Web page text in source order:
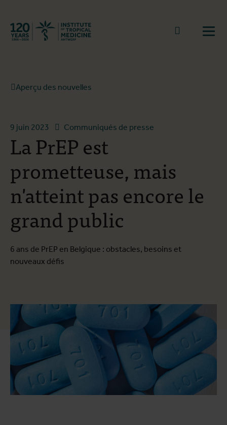
Retourner à la page d'accueil
go to
Aperçu des nouvelles
9 juin 2023 Communiqués de presse
La PrEP est
prometteuse, mais
n'atteint pas encore le
grand public
6 ans de PrEP en Belgique : obstacles, besoins et
nouveaux défis